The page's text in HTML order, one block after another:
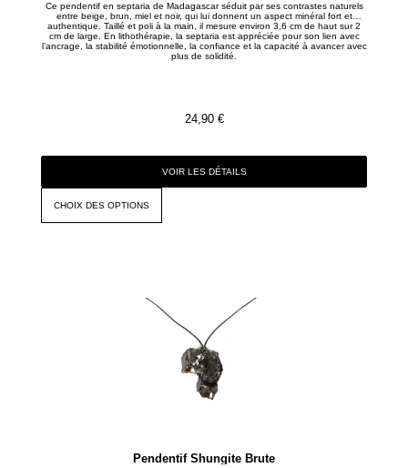
Ce pendentif en septaria de Madagascar séduit par ses contrastes naturels
entre beige, brun, miel et noir, qui lui donnent un aspect minéral fort et
authentique. Taillé et poli à la main, il mesure environ 3,6 cm de haut sur 2
cm de large. En lithothérapie, la septaria est appréciée pour son lien avec
l’ancrage, la stabilité émotionnelle, la confiance et la capacité à avancer avec
plus de solidité.
24,90 €
VOIR LES DÉTAILS
CHOIX DES OPTIONS
Pendentif Shungite Brute